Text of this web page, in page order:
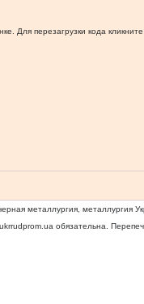
Для перезагрузки кода кликните
металлургия, металлургия
обязательна.